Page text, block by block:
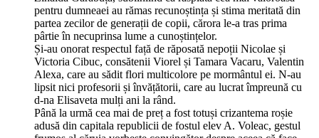
pentru dumneaei au rămas recunoștința și stima meritată din
partea zecilor de generații de copii, cărora le-a tras prima
pârtie în necuprinsa lume a cunoștințelor.
Și-au onorat respectul față de răposată nepoții Nicolae și
Victoria Cibuc, consătenii Viorel și Tamara Vacaru, Valentin
Alexa, care au sădit flori multicolore pe mormântul ei. N-au
lipsit nici profesorii și învățătorii, care au lucrat împreună cu
d-na Elisaveta mulți ani la rând.
Până la urmă cea mai de preț a fost totuși crizantema roșie
adusă din capitala republicii de fostul elev A. Voleac, gestul